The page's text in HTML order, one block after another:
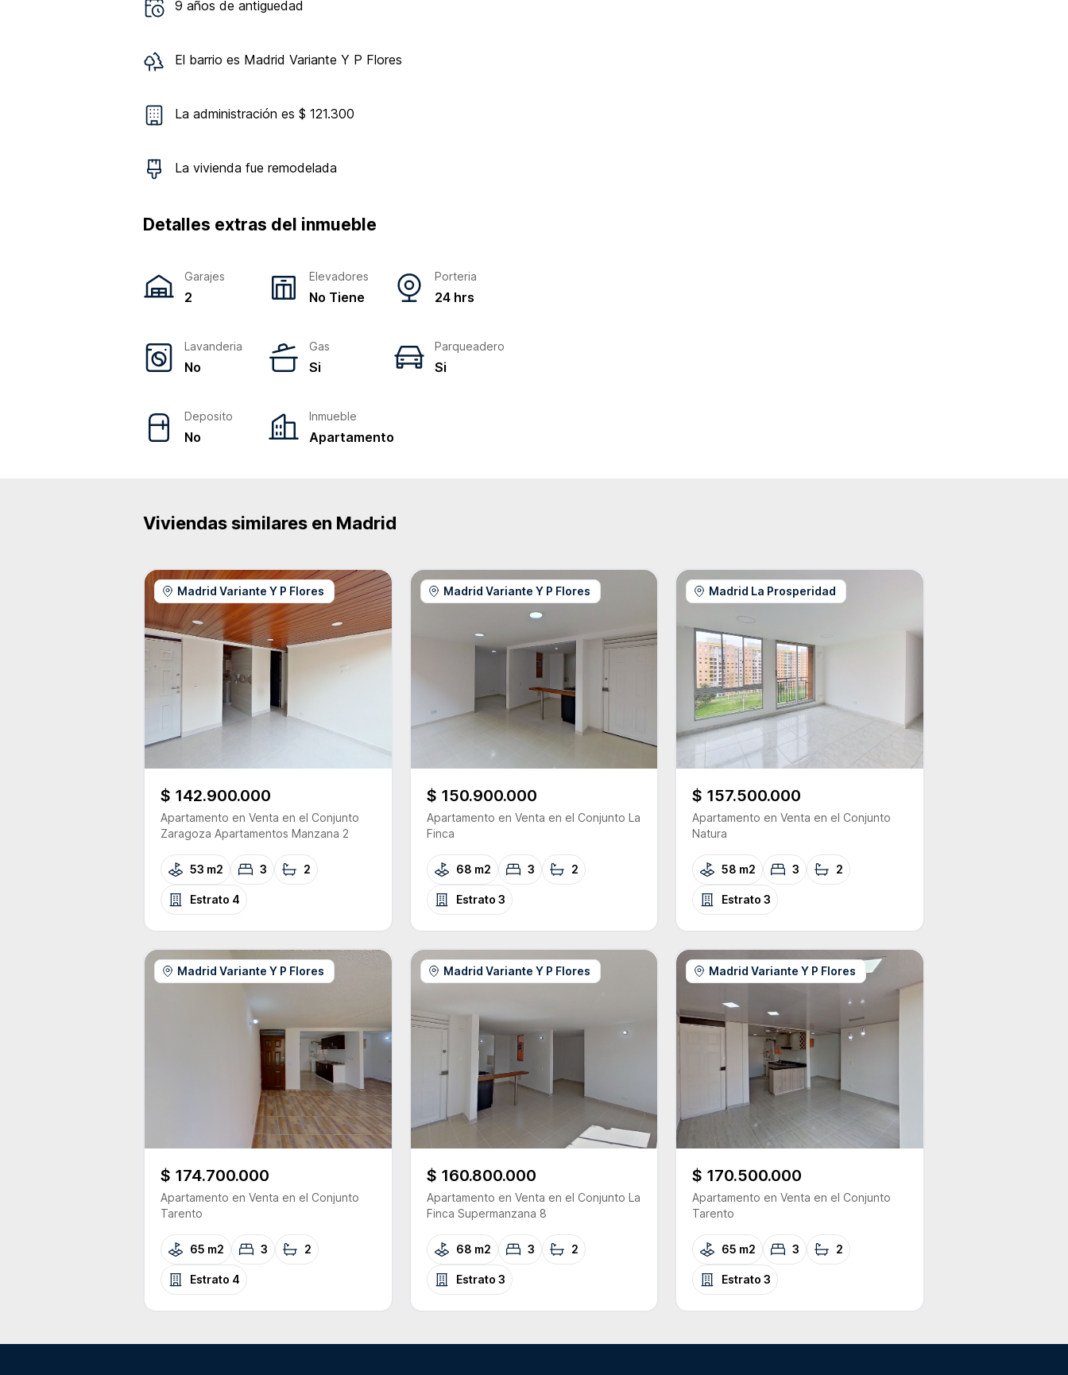
9 años de antiguedad
El barrio es Madrid Variante Y P Flores
La administración es $ 121.300
La vivienda fue remodelada
Detalles extras del inmueble
Garajes
2
Elevadores
No Tiene
Porteria
24 hrs
Lavanderia
No
Gas
Si
Parqueadero
Si
Deposito
No
Inmueble
Apartamento
Viviendas similares en Madrid
Madrid Variante Y P Flores
$ 142.900.000
Apartamento en Venta en el Conjunto
Zaragoza Apartamentos Manzana 2
53 m2 3 2
Estrato 4
Madrid Variante Y P Flores
$ 150.900.000
Apartamento en Venta en el Conjunto La
Finca
68 m2 3 2
Estrato 3
Madrid La Prosperidad
$ 157.500.000
Apartamento en Venta en el Conjunto
Natura
58 m2 3 2
Estrato3
Madrid Variante Y P Flores
$ 174.700.000
Apartamento en Venta en el Conjunto
Tarento
65 m2 3 2
Estrato 4
Madrid Variante Y P Flores
$ 160.800.000
Apartamento en Venta en el Conjunto La
Finca Supermanzana 8
68 m2 3 2
Estrato 3
Madrid Variante Y P Flores
$ 170.500.000
Apartamento en Venta en el Conjunto
Tarento
65 m2 3 2
Estrato3